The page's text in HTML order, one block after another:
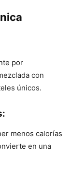
por
con
únicos.
menos calorías
en una